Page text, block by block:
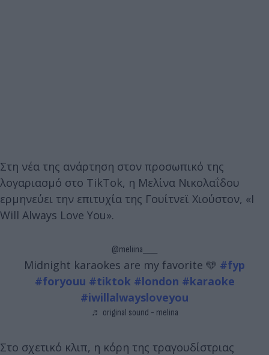
Στη νέα της ανάρτηση στον προσωπικό της
λογαριασμό στο TikTok, η Μελίνα Νικολαΐδου
ερμηνεύει την επιτυχία της Γουίτνεϊ Χιούστον, «I
Will Always Love You».
@meliina____
Midnight karaokes are my favorite 🩵 #fyp
#foryouu #tiktok #london #karaoke
#iwillalwaysloveyou
♬ original sound - melina
Στο σχετικό κλιπ, η κόρη της τραγουδίστριας